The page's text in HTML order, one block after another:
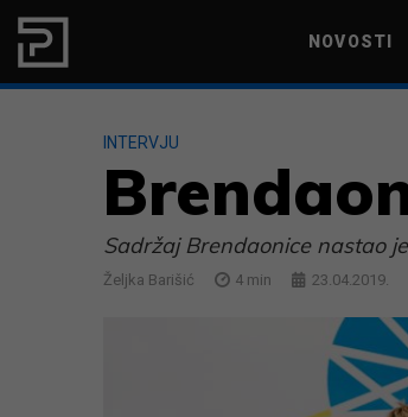
Skip to content NOVOSTI
INTERVJU
Sadržaj Brendaonice nastao
Željka Barišić 4 min 23.04.2019.